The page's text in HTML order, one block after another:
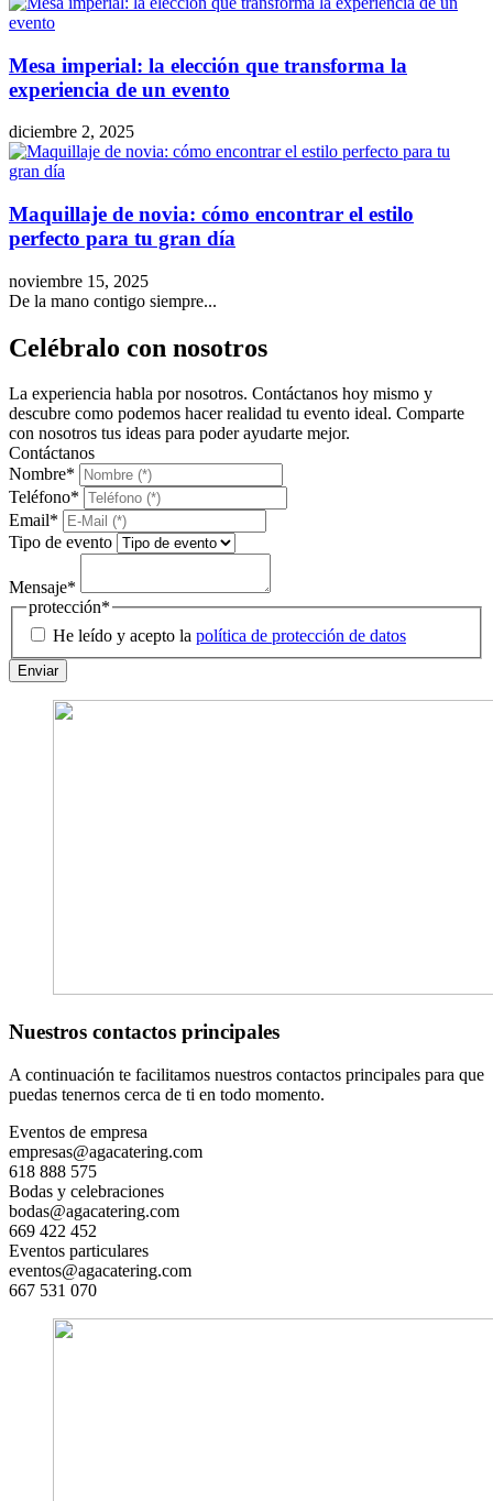
Mesa imperial: la elección que transforma la
experiencia de un evento
diciembre 2, 2025
Maquillaje de novia: cómo encontrar el estilo
perfecto para tu gran día
noviembre 15, 2025
De la mano contigo siempre...
Celébralo con nosotros
La experiencia habla por nosotros. Contáctanos hoy mismo y
descubre como podemos hacer realidad tu evento ideal. Comparte
con nosotros tus ideas para poder ayudarte mejor.
Contáctanos
Nombre*
Teléfono*
Email*
Tipo de evento
Mensaje*
protección*
He leído y acepto la política de protección de datos
Enviar
Nuestros contactos principales
A continuación te facilitamos nuestros contactos principales para que
puedas tenernos cerca de ti en todo momento.
Eventos de empresa
empresas@agacatering.com
618 888 575
Bodas y celebraciones
bodas@agacatering.com
669 422 452
Eventos particulares
eventos@agacatering.com
667 531 070